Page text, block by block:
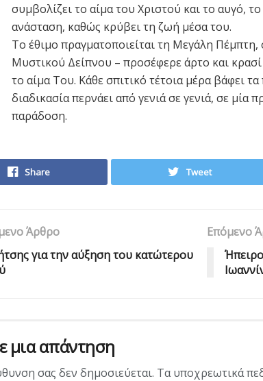
συμβολίζει το αίμα του Χριστού και το αυγό,
ανάσταση, καθώς κρύβει τη ζωή μέσα του.
Το έθιμο πραγματοποιείται τη Μεγάλη Πέμπτη,
Μυστικού Δείπνου – προσέφερε άρτο και
το αίμα Του. Κάθε σπιτικό τέτοια μέρα βάφει
διαδικασία περνάει από γενιά σε γενιά, σε μία
παράδοση.
Share Tweet
Άρθρο
για την αύξηση του κατώτερου
Επόμενο
μια απάντηση
σας δεν δημοσιεύεται. Τα υποχρεωτικά